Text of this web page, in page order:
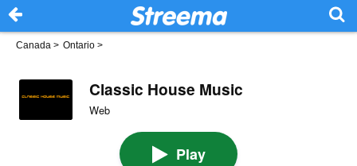
Canada > Ontario >
Classic House Music
Web
Play